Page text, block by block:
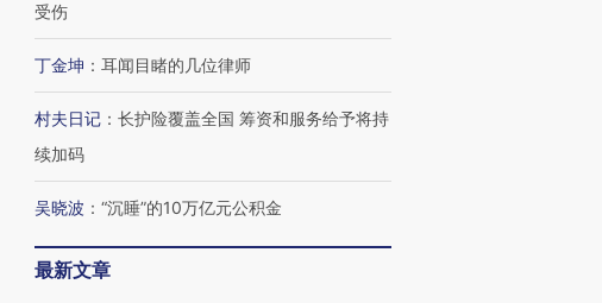
受伤
丁金坤 ： 耳闻目睹的几位律师
村夫日记 ： 长护险覆盖全国 筹资和服务给予将持
续加码
吴晓波 ： “沉睡”的10万亿元公积金
最新文章